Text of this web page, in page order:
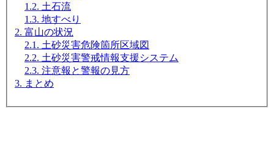
1.2. 土石流
1.3. 地すべり
2. 富山の状況
2.1. 土砂災害危険箇所区域図
2.2. 土砂災害警戒情報支援システム
2.3. 注意報と警報の見方
3. まとめ